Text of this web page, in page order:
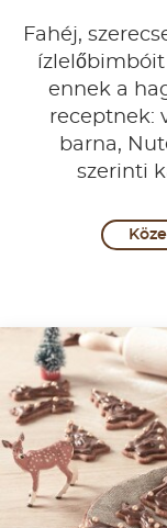
Fahéj,
ízlelőbimbóit
ennek a
receptnek:
barna,
szerinti